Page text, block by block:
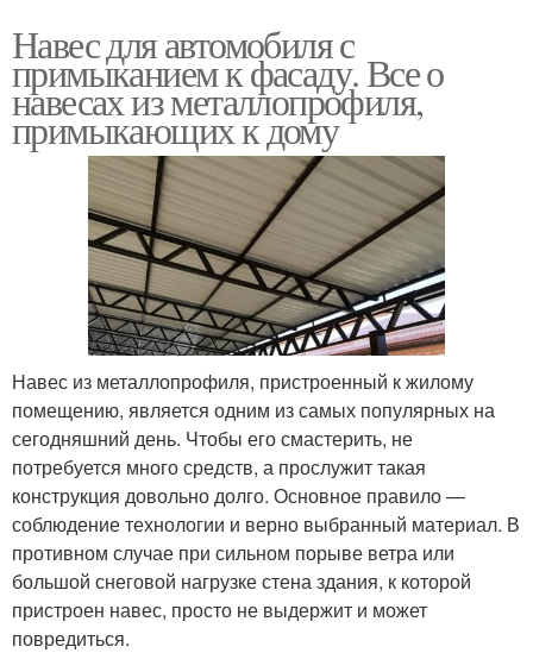
Навес для автомобиля с
примыканием к фасаду. Все о
навесах из металлопрофиля,
примыкающих к дому
Навес из металлопрофиля, пристроенный к жилому
помещению, является одним из самых популярных на
сегодняшний день. Чтобы его смастерить, не
потребуется много средств, а прослужит такая
конструкция довольно долго. Основное правило —
соблюдение технологии и верно выбранный материал. В
противном случае при сильном порыве ветра или
большой снеговой нагрузке стена здания, к которой
пристроен навес, просто не выдержит и может
повредиться.